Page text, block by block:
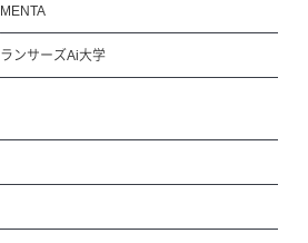
MENTA
ランサーズAi大学